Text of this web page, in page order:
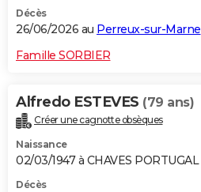
Décès
26/06/2026 au Perreux-sur-Marne
Famille SORBIER
Alfredo ESTEVES (79 ans)
Créer une cagnotte obsèques
Naissance
02/03/1947 à CHAVES PORTUGAL
Décès